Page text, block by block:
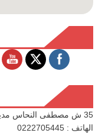
35 ش مصطفى النحاس مدينة نصر.
الهاتف : 0222705445